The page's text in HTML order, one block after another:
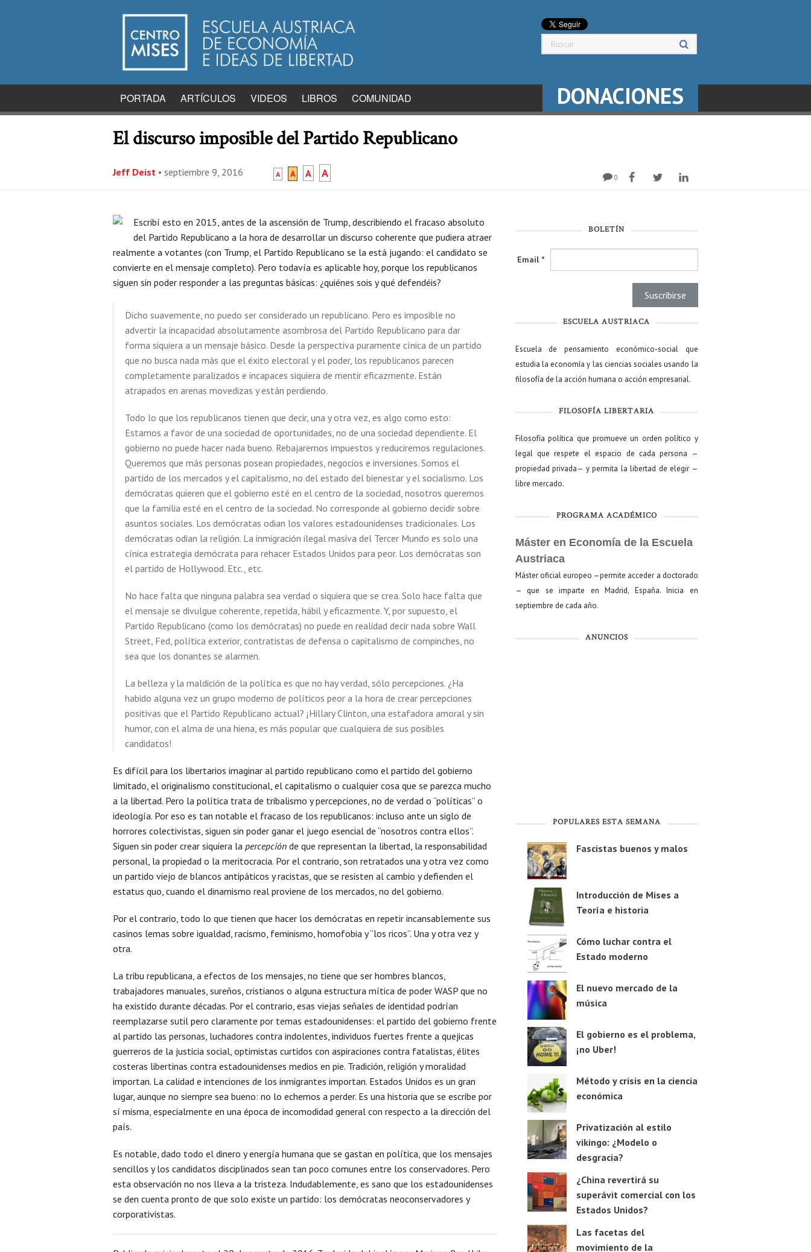
PORTADA ARTÍCULOS VIDEOS LIBROS COMUNIDAD DONACIONES
El discurso imposible del Partido Republicano
Jeff Deist • septiembre 9, 2016 A A A A 0
Escribí esto en 2015, antes de la ascensión de Trump, describiendo el fracaso absoluto
del Partido Republicano a la hora de desarrollar un discurso coherente que pudiera atraer
realmente a votantes (con Trump, el Partido Republicano se la está jugando: el candidato se
convierte en el mensaje completo). Pero todavía es aplicable hoy, porque los republicanos
siguen sin poder responder a las preguntas básicas: ¿quiénes sois y qué defendéis?
Dicho suavemente, no puedo ser considerado un republicano. Pero es imposible no
advertir la incapacidad absolutamente asombrosa del Partido Republicano para dar
forma siquiera a un mensaje básico. Desde la perspectiva puramente cínica de un partido
que no busca nada más que el éxito electoral y el poder, los republicanos parecen
completamente paralizados e incapaces siquiera de mentir eficazmente. Están
atrapados en arenas movedizas y están perdiendo.
Todo lo que los republicanos tienen que decir, una y otra vez, es algo como esto:
Estamos a favor de una sociedad de oportunidades, no de una sociedad dependiente. El
gobierno no puede hacer nada bueno. Rebajaremos impuestos y reduciremos regulaciones.
Queremos que más personas posean propiedades, negocios e inversiones. Somos el
partido de los mercados y el capitalismo, no del estado del bienestar y el socialismo. Los
demócratas quieren que el gobierno esté en el centro de la sociedad, nosotros queremos
que la familia esté en el centro de la sociedad. No corresponde al gobierno decidir sobre
asuntos sociales. Los demócratas odian los valores estadounidenses tradicionales. Los
demócratas odian la religión. La inmigración ilegal masiva del Tercer Mundo es solo una
cínica estrategia demócrata para rehacer Estados Unidos para peor. Los demócratas son
el partido de Hollywood. Etc., etc.
No hace falta que ninguna palabra sea verdad o siquiera que se crea. Solo hace falta que
el mensaje se divulgue coherente, repetida, hábil y eficazmente. Y, por supuesto, el
Partido Republicano (como los demócratas) no puede en realidad decir nada sobre Wall
Street, Fed, política exterior, contratistas de defensa o capitalismo de compinches, no
sea que los donantes se alarmen.
La belleza y la maldición de la política es que no hay verdad, sólo percepciones. ¿Ha
habido alguna vez un grupo moderno de políticos peor a la hora de crear percepciones
positivas que el Partido Republicano actual? ¡Hillary Clinton, una estafadora amoral y sin
humor, con el alma de una hiena, es más popular que cualquiera de sus posibles
candidatos!
Es difícil para los libertarios imaginar al partido republicano como el partido del gobierno
limitado, el originalismo constitucional, el capitalismo o cualquier cosa que se parezca mucho
a la libertad. Pero la política trata de tribalismo y percepciones, no de verdad o “políticas” o
ideología. Por eso es tan notable el fracaso de los republicanos: incluso ante un siglo de
horrores colectivistas, siguen sin poder ganar el juego esencial de “nosotros contra ellos”.
Siguen sin poder crear siquiera la percepción de que representan la libertad, la responsabilidad
personal, la propiedad o la meritocracia. Por el contrario, son retratados una y otra vez como
un partido viejo de blancos antipáticos y racistas, que se resisten al cambio y defienden el
estatus quo, cuando el dinamismo real proviene de los mercados, no del gobierno.
Por el contrario, todo lo que tienen que hacer los demócratas en repetir incansablemente sus
casinos lemas sobre igualdad, racismo, feminismo, homofobia y “los ricos”. Una y otra vez y
otra.
La tribu republicana, a efectos de los mensajes, no tiene que ser hombres blancos,
trabajadores manuales, sureños, cristianos o alguna estructura mítica de poder WASP que no
ha existido durante décadas. Por el contrario, esas viejas señales de identidad podrían
reemplazarse sutil pero claramente por temas estadounidenses: el partido del gobierno frente
al partido las personas, luchadores contra indolentes, individuos fuertes frente a quejicas
guerreros de la justicia social, optimistas curtidos con aspiraciones contra fatalistas, élites
costeras libertinas contra estadounidenses medios en pie. Tradición, religión y moralidad
importan. La calidad e intenciones de los inmigrantes importan. Estados Unidos es un gran
lugar, aunque no siempre sea bueno: no lo echemos a perder. Es una historia que se escribe por
sí misma, especialmente en una época de incomodidad general con respecto a la dirección del
país.
Es notable, dado todo el dinero y energía humana que se gastan en política, que los mensajes
sencillos y los candidatos disciplinados sean tan poco comunes entre los conservadores. Pero
esta observación no nos lleva a la tristeza. Indudablemente, es sano que los estadounidenses
se den cuenta pronto de que solo existe un partido: los demócratas neoconservadores y
corporativistas.
BOLETÍN
Email *
ESCUELA AUSTRIACA
Escuela de pensamiento económico-social que
estudia la economía y las ciencias sociales usando la
filosofía de la acción humana o acción empresarial.
FILOSOFÍA LIBERTARIA
Filosofía política que promueve un orden político y
legal que respete el espacio de cada persona —
propiedad privada— y permita la libertad de elegir —
libre mercado.
PROGRAMA ACADÉMICO
Máster en Economía de la Escuela
Austriaca
Máster oficial europeo —permite acceder a doctorado
— que se imparte en Madrid, España. Inicia en
septiembre de cada año.
ANUNCIOS
POPULARES ESTA SEMANA
Fascistas buenos y malos
Introducción de Mises a
Teoría e historia
Cómo luchar contra el
Estado moderno
El nuevo mercado de la
música
El gobierno es el problema,
¡no Uber!
Método y crisis en la ciencia
económica
Privatización al estilo
vikingo: ¿Modelo o
desgracia?
¿China revertirá su
superávit comercial con los
Estados Unidos?
Las facetas del
movimiento de la